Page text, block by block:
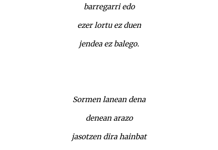
barregarri edo
ezer lortu ez duen
jendea ez balego.
Sormen lanean dena
denean arazo
jasotzen dira hainbat